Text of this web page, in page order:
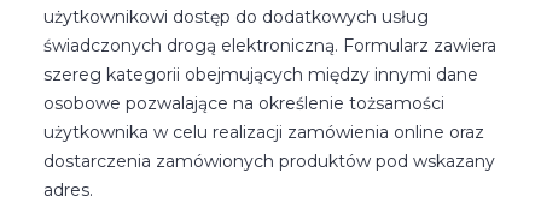
użytkownikowi dostęp do dodatkowych usług
świadczonych drogą elektroniczną. Formularz zawiera
szereg kategorii obejmujących między innymi dane
osobowe pozwalające na określenie tożsamości
użytkownika w celu realizacji zamówienia online oraz
dostarczenia zamówionych produktów pod wskazany
adres.